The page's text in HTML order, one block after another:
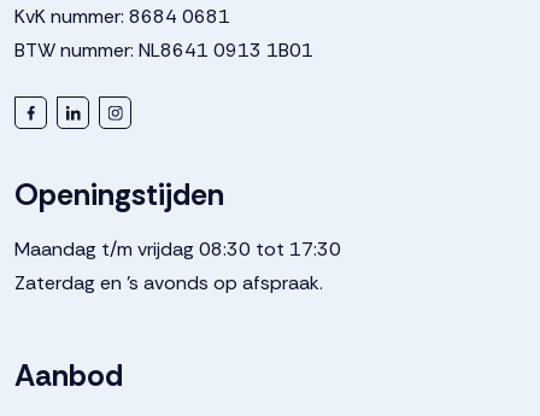
KvK nummer: 8684 0681
BTW nummer: NL8641 0913 1B01
Openingstijden
Maandag t/m vrijdag 08:30 tot 17:30
Zaterdag en 's avonds op afspraak.
Aanbod